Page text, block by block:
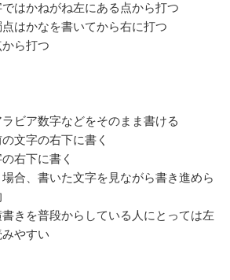
はかねがね左にある点から打つ
はかなを書いてから右に打つ
ら打つ
ビア数字などをそのまま書ける
文字の右下に書く
右下に書く
合、書いた文字を見ながら書き進めら
書きを普段からしている人にとっては左
やすい